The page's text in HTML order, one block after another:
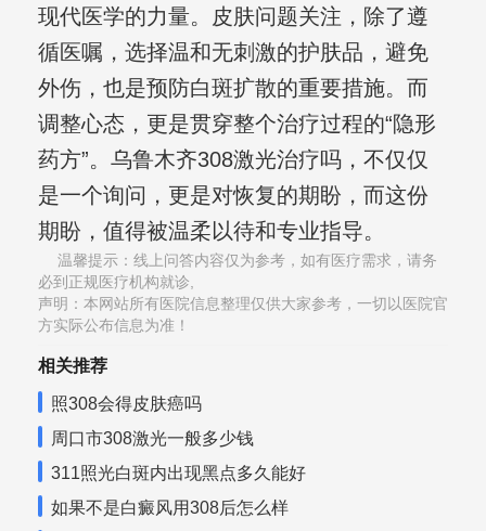
现代医学的力量。皮肤问题关注，除了遵
循医嘱，选择温和无刺激的护肤品，避免
外伤，也是预防白斑扩散的重要措施。而
调整心态，更是贯穿整个治疗过程的“隐形
药方”。乌鲁木齐308激光治疗吗，不仅仅
是一个询问，更是对恢复的期盼，而这份
期盼，值得被温柔以待和专业指导。
温馨提示：线上问答内容仅为参考，如有医疗需求，请务
必到正规医疗机构就诊,
声明：本网站所有医院信息整理仅供大家参考，一切以医院官
方实际公布信息为准！
相关推荐
照308会得皮肤癌吗
周口市308激光一般多少钱
311照光白斑内出现黑点多久能好
如果不是白癜风用308后怎么样